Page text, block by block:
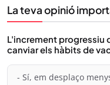
La teva opinió
L'increment progressiu
canviar els hàbits de
- Sí, em desplaço